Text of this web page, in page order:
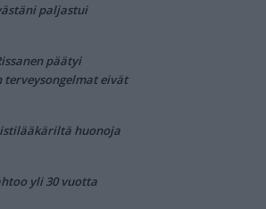
paljastui
päätyi
eivät
huonoja
yli 30 vuotta